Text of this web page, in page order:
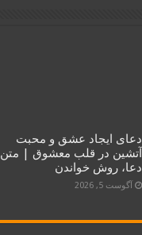
دعای ایجاد عشق و محبت
آتشین در قلب معشوق | متن
دعا، روش خواندن
آگوست 5, 2026